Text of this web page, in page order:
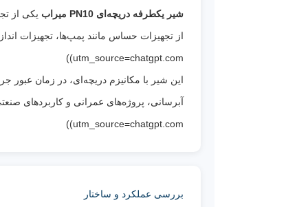
شیر یکطرفه دریچه‌ای PN10 میراب
یکی از
utm_source=chatgpt.com))
این شیر با مکانیزم دریچه‌ای، در زمان
utm_source=chatgpt.com))
بررسی عملکرد و ساختار